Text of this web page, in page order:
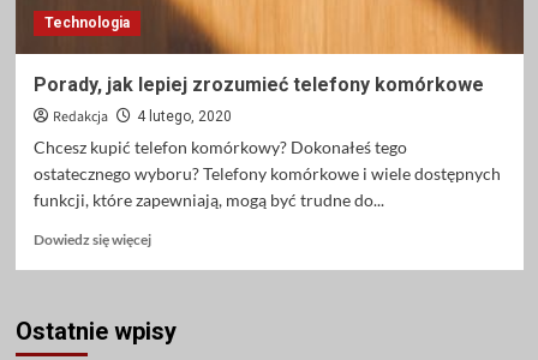
Technologia
Porady, jak lepiej zrozumieć telefony komórkowe
Redakcja 4 lutego, 2020
Chcesz kupić telefon komórkowy? Dokonałeś tego
ostatecznego wyboru? Telefony komórkowe i wiele dostępnych
funkcji, które zapewniają, mogą być trudne do...
Dowiedz się więcejDowiedz
Porady,
jak
Ostatnie wpisy